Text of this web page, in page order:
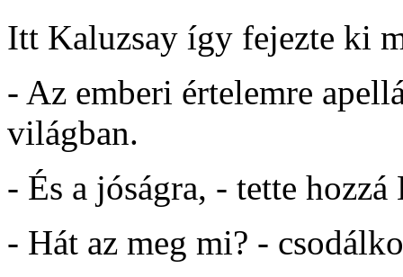
Itt Kaluzsay így fejezte ki
- Az emberi értelemre
világban.
- És a jóságra, - tette
- Hát az meg mi? -